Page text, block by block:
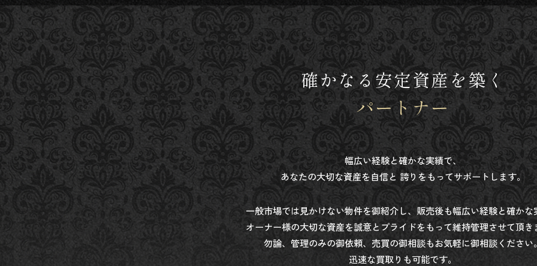
確かなる安定資産を築く
パートナー
幅広い経験と確かな実績で、
あなたの大切な資産を自信と 誇りをもってサポートします。
一般市場では見かけない物件を御紹介し、販売後も幅広い経験と確かな
オーナー様の大切な資産を誠意とプライドをもって維持管理させて頂き
勿論、管理のみの御依頼、売買の御相談もお気軽に御相談ください
迅速な買取りも可能です。